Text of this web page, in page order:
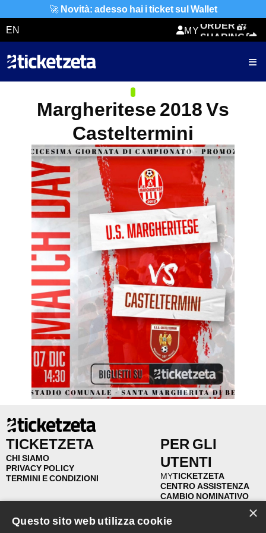
🚀 Novità: adesso hai i ticket sul Wallet
EN
MY
TICKETZETA
ORDER
SHARING
TICKET
Margheritese 2018 Vs
Casteltermini
TICKETZETA
CHI SIAMO
PRIVACY POLICY
TERMINI E CONDIZIONI
PER GLI
UTENTI
MYTICKETZETA
CENTRO ASSISTENZA
CAMBIO NOMINATIVO
RIMBORSI
FAQ
×
Questo sito web utilizza cookie